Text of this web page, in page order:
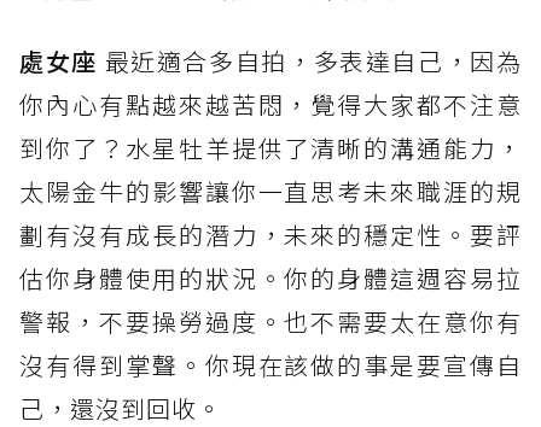
處女座 最近適合多自拍，多表達自己，因為
你內心有點越來越苦悶，覺得大家都不注意
到你了？水星牡羊提供了清晰的溝通能力，
太陽金牛的影響讓你一直思考未來職涯的規
劃有沒有成長的潛力，未來的穩定性。要評
估你身體使用的狀況。你的身體這週容易拉
警報，不要操勞過度。也不需要太在意你有
沒有得到掌聲。你現在該做的事是要宣傳自
己，還沒到回收。